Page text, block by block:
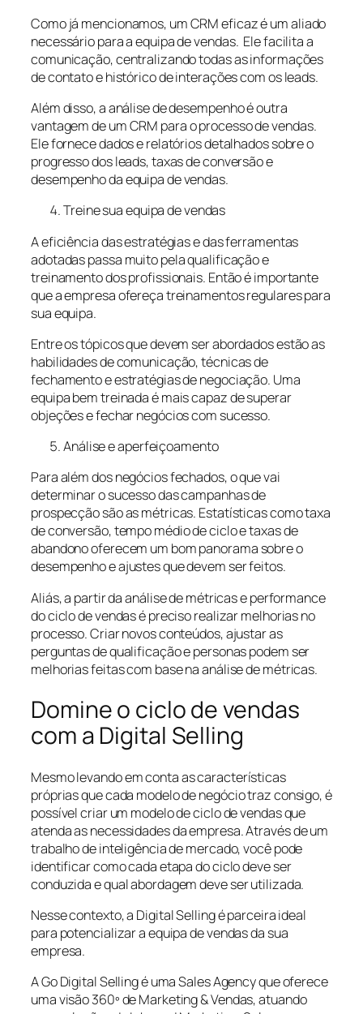
Como já mencionamos, um CRM eficaz é um aliado
necessário para a equipa de vendas. Ele facilita a
comunicação, centralizando todas as informações
de contato e histórico de interações com os leads.
Além disso, a análise de desempenho é outra
vantagem de um CRM para o processo de vendas.
Ele fornece dados e relatórios detalhados sobre o
progresso dos leads, taxas de conversão e
desempenho da equipa de vendas.
Treine sua equipa de vendas
A eficiência das estratégias e das ferramentas
adotadas passa muito pela qualificação e
treinamento dos profissionais. Então é importante
que a empresa ofereça treinamentos regulares para
sua equipa.
Entre os tópicos que devem ser abordados estão as
habilidades de comunicação, técnicas de
fechamento e estratégias de negociação. Uma
equipa bem treinada é mais capaz de superar
objeções e fechar negócios com sucesso.
Análise e aperfeiçoamento
Para além dos negócios fechados, o que vai
determinar o sucesso das campanhas de
prospecção são as métricas. Estatísticas como taxa
de conversão, tempo médio de ciclo e taxas de
abandono oferecem um bom panorama sobre o
desempenho e ajustes que devem ser feitos.
Aliás, a partir da análise de métricas e performance
do ciclo de vendas é preciso realizar melhorias no
processo. Criar novos conteúdos, ajustar as
perguntas de qualificação e personas podem ser
melhorias feitas com base na análise de métricas.
Domine o ciclo de vendas
com a Digital Selling
Mesmo levando em conta as características
próprias que cada modelo de negócio traz consigo, é
possível criar um modelo de ciclo de vendas que
atenda as necessidades da empresa. Através de um
trabalho de inteligência de mercado, você pode
identificar como cada etapa do ciclo deve ser
conduzida e qual abordagem deve ser utilizada.
Nesse contexto, a Digital Selling é parceira ideal
para potencializar a equipa de vendas da sua
empresa.
A Go Digital Selling é uma Sales Agency que oferece
uma visão 360º de Marketing & Vendas, atuando